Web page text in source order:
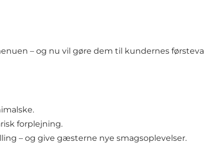
– og nu vil gøre dem til kundernes
forplejning.
– og give gæsterne nye smagsoplevelser.